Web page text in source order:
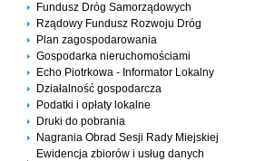
Fundusz Dróg Samorządowych
Rządowy Fundusz Rozwoju Dróg
Plan zagospodarowania
Gospodarka nieruchomościami
Echo Piotrkowa - Informator Lokalny
Działalność gospodarcza
Podatki i opłaty lokalne
Druki do pobrania
Nagrania Obrad Sesji Rady Miejskiej
Ewidencja zbiorów i usług danych